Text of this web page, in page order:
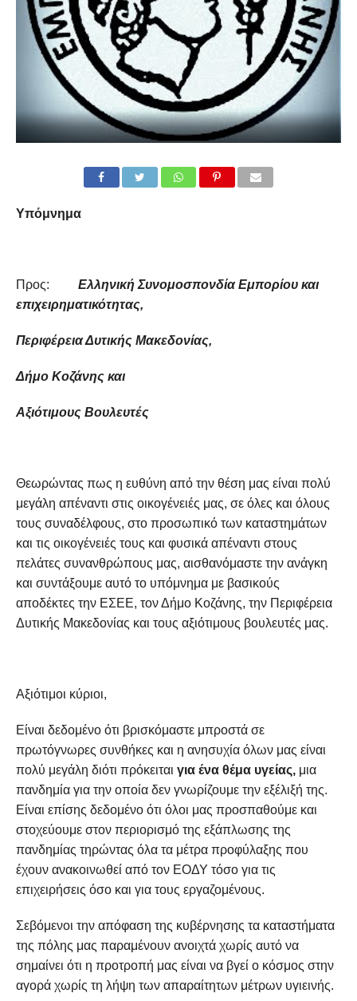
Υπόμνημα
Προς: Ελληνική Συνομοσπονδία Εμπορίου και
επιχειρηματικότητας,
Περιφέρεια Δυτικής Μακεδονίας,
Δήμο Κοζάνης και
Αξιότιμους Βουλευτές
Θεωρώντας πως η ευθύνη από την θέση μας είναι πολύ
μεγάλη απέναντι στις οικογένειές μας, σε όλες και όλους
τους συναδέλφους, στο προσωπικό των καταστημάτων
και τις οικογένειές τους και φυσικά απέναντι στους
πελάτες συνανθρώπους μας, αισθανόμαστε την ανάγκη
και συντάξουμε αυτό το υπόμνημα με βασικούς
αποδέκτες την ΕΣΕΕ, τον Δήμο Κοζάνης, την Περιφέρεια
Δυτικής Μακεδονίας και τους αξιότιμους βουλευτές μας.
Αξιότιμοι κύριοι,
Είναι δεδομένο ότι βρισκόμαστε μπροστά σε
πρωτόγνωρες συνθήκες και η ανησυχία όλων μας είναι
πολύ μεγάλη διότι πρόκειται για ένα θέμα υγείας,μια
πανδημία για την οποία δεν γνωρίζουμε την εξέλιξή της.
Είναι επίσης δεδομένο ότι όλοι μας προσπαθούμε και
στοχεύουμε στον περιορισμό της εξάπλωσης της
πανδημίας τηρώντας όλα τα μέτρα προφύλαξης που
έχουν ανακοινωθεί από τον ΕΟΔΥ τόσο για τις
επιχειρήσεις όσο και για τους εργαζομένους.
Σεβόμενοι την απόφαση της κυβέρνησης τα καταστήματα
της πόλης μας παραμένουν ανοιχτά χωρίς αυτό να
σημαίνει ότι η προτροπή μας είναι να βγεί ο κόσμος στην
αγορά χωρίς τη λήψη των απαραίτητων μέτρων υγιεινής.